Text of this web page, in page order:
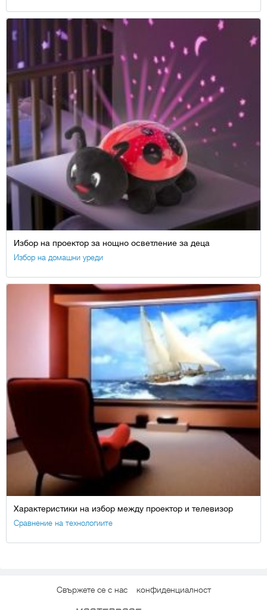
Избор на проектор за нощно осветление за деца
Избор на домашни уреди
Характеристики на избор между проектор и телевизор
Сравнение на технологиите
Свържете се с нас конфиденциалност